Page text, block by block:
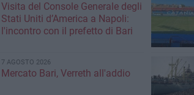
Visita del Console Generale degli
Stati Uniti d’America a Napoli:
l'incontro con il prefetto di Bari
7 AGOSTO 2026
Mercato Bari, Verreth all'addio